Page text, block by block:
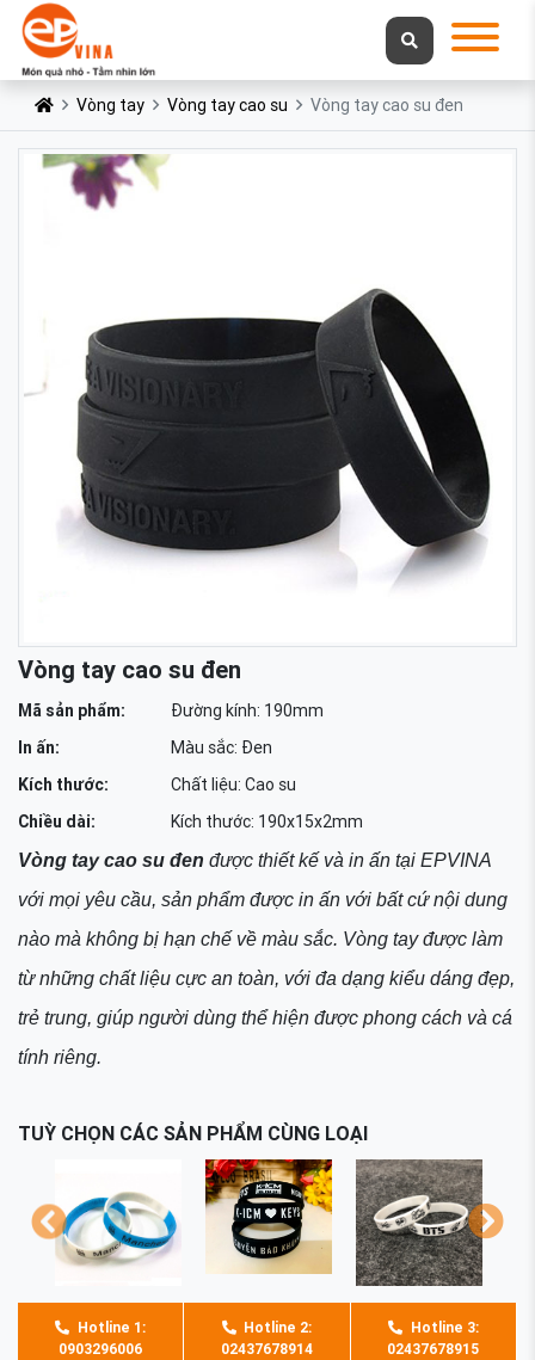
Vòng tay Vòng tay cao su Vòng tay cao su đen
Vòng tay cao su đen
Mã sản phẩm:
Đường kính: 190mm
In ấn:
Màu sắc: Đen
Kích thước:
Chất liệu: Cao su
Chiều dài:
Kích thước: 190x15x2mm
Vòng tay cao su đen được thiết kế và in ấn tại EPVINA
với mọi yêu cầu, sản phẩm được in ấn với bất cứ nội dung
nào mà không bị hạn chế về màu sắc. Vòng tay được làm
từ những chất liệu cực an toàn, với đa dạng kiểu dáng đẹp,
trẻ trung, giúp người dùng thể hiện được phong cách và cá
tính riêng.
TUỲ CHỌN CÁC SẢN PHẨM CÙNG LOẠI
Hotline 1:
0903296006
Hotline 2:
02437678914
Hotline 3:
02437678915